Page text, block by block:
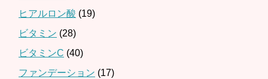
ヒアルロン酸 (19)
ビタミン (28)
ビタミンC (40)
ファンデーション (17)